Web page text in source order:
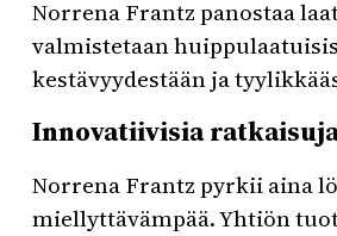
Norrena Frantz panostaa
valmistetaan
kestävyydestään ja
Innovatiivisia
Norrena Frantz pyrkii aina
miellyttävämpää. Yhtiön